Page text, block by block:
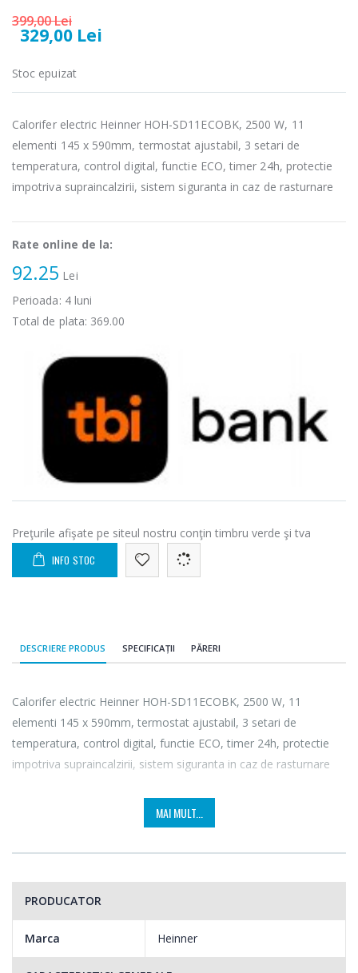
399,00 Lei
329,00 Lei
Stoc epuizat
Calorifer electric Heinner HOH-SD11ECOBK, 2500 W, 11
elementi 145 x 590mm, termostat ajustabil, 3 setari de
temperatura, control digital, functie ECO, timer 24h, protectie
impotriva supraincalzirii, sistem siguranta in caz de rasturnare
Rate online de la:
92.25 Lei
Perioada: 4luni
Total de plata: 369.00
Preţurile afişate pe siteul nostru conţin timbru verde şi tva
INFO STOC
DESCRIERE PRODUS SPECIFICAȚII PĂRERI
Calorifer electric Heinner HOH-SD11ECOBK, 2500 W, 11
elementi 145 x 590mm, termostat ajustabil, 3 setari de
temperatura, control digital, functie ECO, timer 24h, protectie
impotriva supraincalzirii, sistem siguranta in caz de rasturnare
MAI MULT...
PRODUCATOR
Marca Heinner
799,00 Lei
-25%
spalat rufe
frontala ...
1 199,00 Lei
DC1000SSBK ...
139,00 Lei